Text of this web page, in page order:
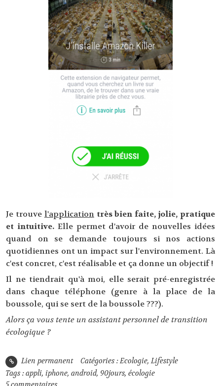
Je trouve l'applicationtrès bien faite, jolie, pratique
et intuitive.Elle permet d'avoir de nouvelles idées
quand on se demande toujours si nos actions
quotidiennes ont un impact sur l'environnement. Là
c'est concret, c'est réalisable et ça donne un objectif !
Il ne tiendrait qu'à moi, elle serait pré-enregistrée
dans chaque téléphone (genre à la place de la
boussole, qui se sert de la boussole ???).
Alors ça vous tente un assistant personnel de transition
écologique ?
Lien permanent Catégories :Ecologie,Lifestyle
Tags :appli,iphone,android, 90jours,écologie